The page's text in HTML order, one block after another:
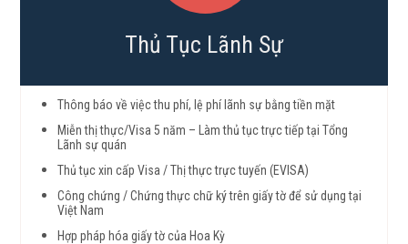
Thủ Tục Lãnh Sự
Thông báo về việc thu phí, lệ phí lãnh sự bằng tiền mặt
Miễn thị thực/Visa 5 năm – Làm thủ tục trực tiếp tại Tổng
Lãnh sự quán
Thủ tục xin cấp Visa / Thị thực trực tuyến (EVISA)
Công chứng / Chứng thực chữ ký trên giấy tờ để sử dụng tại
Việt Nam
Hợp pháp hóa giấy tờ của Hoa Kỳ